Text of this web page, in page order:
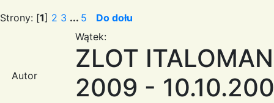
Strony: [1] 2 3 ... 5 Do dołu
Autor
Wątek:
ZLOT
2009 -